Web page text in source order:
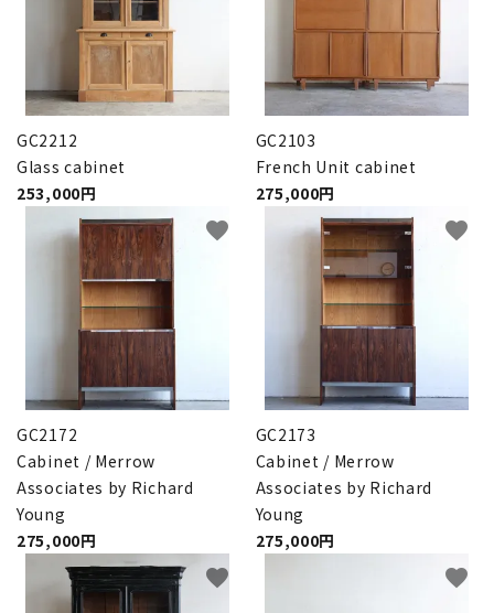
GC2212
Glass cabinet
253,000円
GC2103
French Unit cabinet
275,000円
GC2172
Cabinet / Merrow
Associates by Richard
Young
275,000円
favorite
GC2173
Cabinet / Merrow
Associates by Richard
Young
275,000円
favorite
favorite favorite